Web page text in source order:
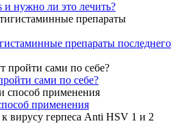
и нужно ли это лечить?
препараты последнего
сами по себе?
применения